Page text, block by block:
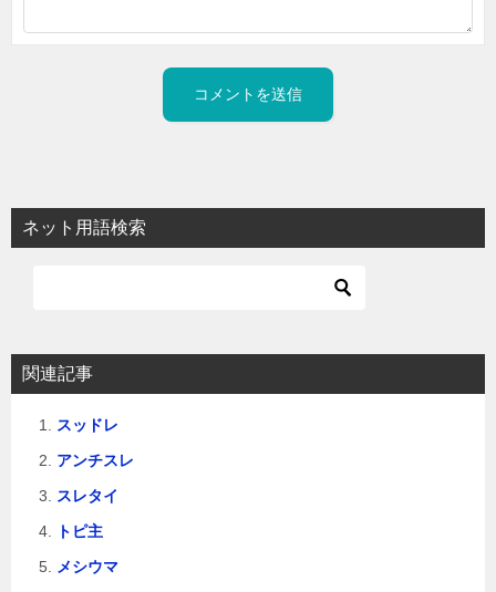
ネット用語検索
関連記事
スッドレ
アンチスレ
スレタイ
トピ主
メシウマ